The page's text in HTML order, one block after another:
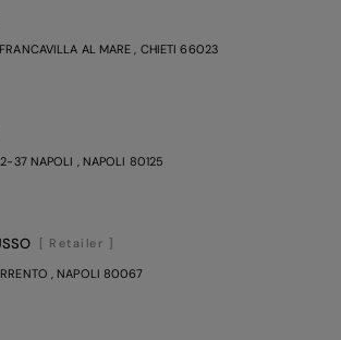
AL MARE
, CHIETI 66023
37 NAPOLI
, NAPOLI 80125
[ Retailer ]
, NAPOLI 80067